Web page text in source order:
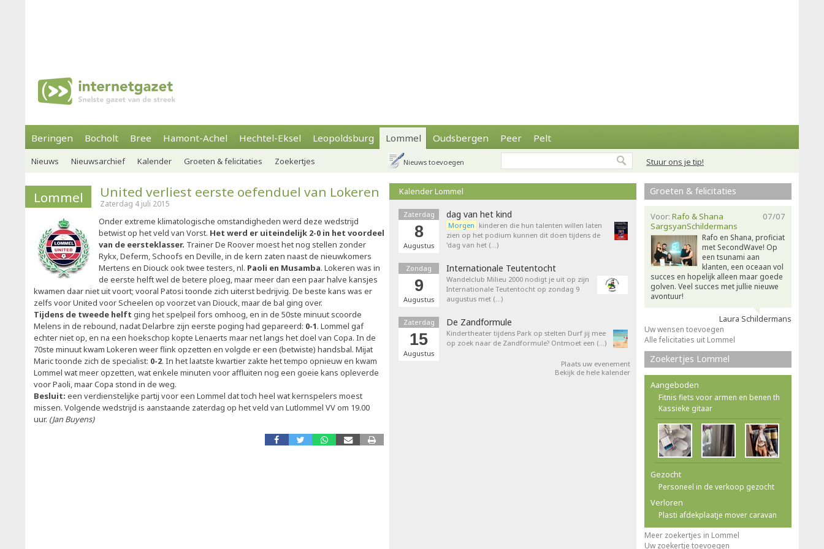
Beringen Bocholt Bree Hamont-Achel Hechtel-Eksel Leopoldsburg Lommel Oudsbergen Peer Pelt
Stuur ons je tip!
Nieuws Nieuwsarchief Kalender Groeten & felicitaties Zoekertjes Nieuws toevoegen
Lommel United verliest eerste oefenduel van Lokeren
Zaterdag 4 juli 2015
Onder extreme klimatologische omstandigheden werd deze wedstrijd
betwist op het veld van Vorst. Het werd er uiteindelijk 2-0 in het voordeel
van de eersteklasser. Trainer De Roover moest het nog stellen zonder
Rykx, Deferm, Schoofs en Deville, in de kern zaten naast de nieuwkomers
Mertens en Diouck ook twee testers, nl. Paoli en Musamba. Lokeren was in
de eerste helft wel de betere ploeg, maar meer dan een paar halve kansjes
kwamen daar niet uit voort; vooral Patosi toonde zich uiterst bedrijvig. De beste kans was er
zelfs voor United voor Scheelen op voorzet van Diouck, maar de bal ging over.
Tijdens de tweede helft ging het spelpeil fors omhoog, en in de 50ste minuut scoorde
Melens in de rebound, nadat Delarbre zijn eerste poging had gepareerd: 0-1. Lommel gaf
echter niet op, en na een hoekschop kopte Lenaerts maar net langs het doel van Copa. In de
70ste minuut kwam Lokeren weer flink opzetten en volgde er een (betwiste) handsbal. Mijat
Maric toonde zich de specialist: 0-2. In het laatste kwartier zakte het tempo opnieuw en kwam
Lommel wat meer opzetten, wat enkele minuten voor affluiten nog een goeie kans opleverde
voor Paoli, maar Copa stond in de weg.
Besluit: een verdienstelijke partij voor een Lommel dat toch heel wat kernspelers moest
missen. Volgende wedstrijd is aanstaande zaterdag op het veld van Lutlommel VV om 19.00
uur. (Jan Buyens)
Kalender Lommel
Zaterdag
8
Augustus
dag van het kind
Morgen kinderen die hun talenten willen laten
zien op het podium kunnen dit doen tijdens de
'dag van het (…)
Zondag
9
Augustus
Internationale Teutentocht
Wandelclub Milieu 2000 nodigt je uit op zijn
Internationale Teutentocht op zondag 9
augustus met (…)
Zaterdag
15
Augustus
De Zandformule
Kindertheater tijdens Park op stelten Durf jij mee
op zoek naar de Zandformule? Ontmoet een (…)
Plaats uw evenement
Bekijk de hele kalender
Groeten & felicitaties
07/07
Voor: Rafo & Shana
SargsyanSchildermans
Rafo en Shana, proficiat
met SecondWave! Op
een tsunami aan
klanten, een oceaan vol
succes en hopelijk alleen maar goede
golven. Veel succes met jullie nieuwe
avontuur!
Laura Schildermans
Uw wensen toevoegen
Alle felicitaties uit Lommel
Zoekertjes Lommel
Aangeboden
Fitnis fiets voor armen en benen th
Kassieke gitaar
Gezocht
Personeel in de verkoop gezocht
Verloren
Plasti afdekplaatje mover caravan
Meer zoekertjes in Lommel
Uw zoekertje toevoegen